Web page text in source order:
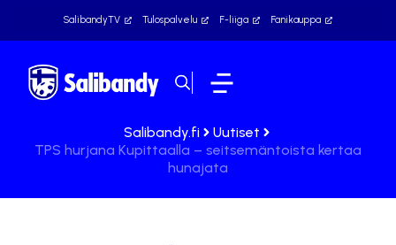
SalibandyTV Tulospalvelu F-liiga Fanikauppa
Salibandy.fi
Uutiset
TPS hurjana Kupittaalla – seitsemäntoista kertaa
hunajata